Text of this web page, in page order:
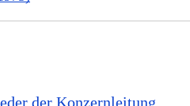
der Konzernleitung